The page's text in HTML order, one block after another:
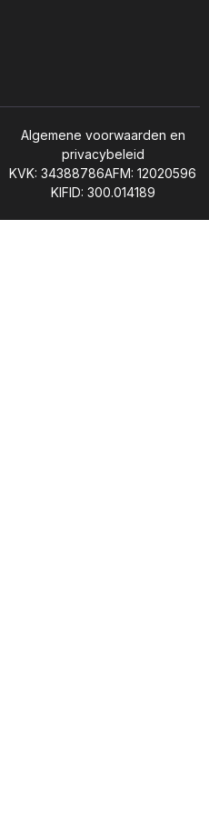
Algemene voorwaarden en
privacybeleid
KVK: 34388786AFM: 12020596
KIFID: 300.014189